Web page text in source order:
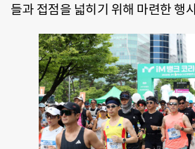
들과 접점을 넓히기 위해 마련한 행